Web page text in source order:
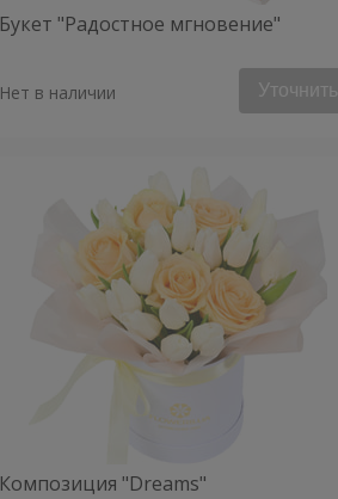
Букет "Радостное мгновение"
Нет в наличии Уточнить
Композиция "Dreams"